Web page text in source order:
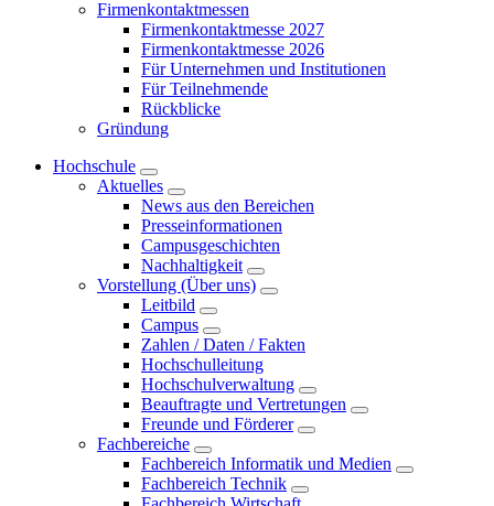
Firmenkontaktmessen
Firmenkontaktmesse 2027
Firmenkontaktmesse 2026
Für Unternehmen und Institutionen
Für Teilnehmende
Rückblicke
Gründung
Hochschule
Aktuelles
News aus den Bereichen
Presseinformationen
Campusgeschichten
Nachhaltigkeit
Vorstellung (Über uns)
Leitbild
Campus
Zahlen / Daten / Fakten
Hochschulleitung
Hochschulverwaltung
Beauftragte und Vertretungen
Freunde und Förderer
Fachbereiche
Fachbereich Informatik und Medien
Fachbereich Technik